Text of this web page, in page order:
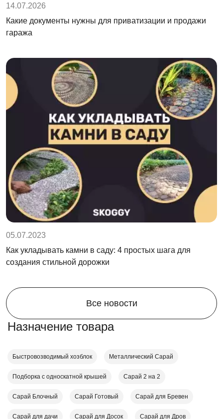
14.07.2026
Какие документы нужны для приватизации и продажи
гаража
05.07.2023
Как укладывать камни в саду: 4 простых шага для
создания стильной дорожки
Все новости
Назначение товара
Быстровозводимый хозблок Металлический Сарай
Подборка с односкатной крышей Сарай 2 на 2
Сарай Блочный Сарай Готовый Сарай для Бревен
Сарай для дачи Сарай для Досок Сарай для Дров